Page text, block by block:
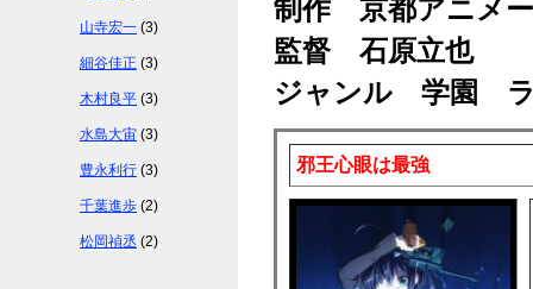
制作 京都アニメ
監督 石原立也
ジャンル 学園
邪王心眼は最強
山寺宏一 (3)
細谷佳正 (3)
木村良平 (3)
水島大宙 (3)
豊永利行 (3)
千葉進歩 (2)
松岡禎丞 (2)